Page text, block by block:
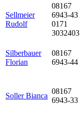
Sellmeier
Rudolf
08167
6943-43
0171
3032403
Silberbauer
Florian
08167
6943-44
Soller Bianca
08167
6943-33